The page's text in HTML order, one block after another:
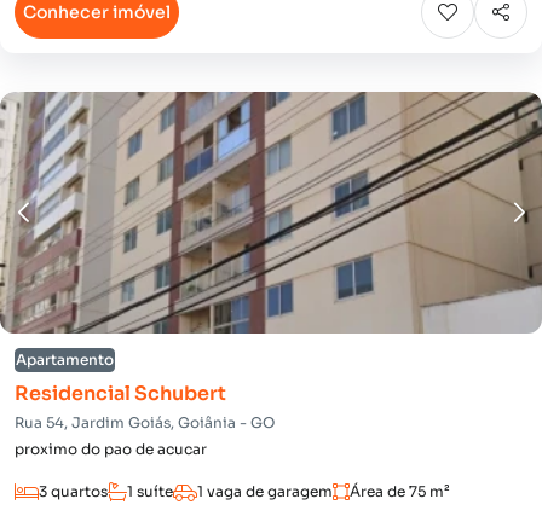
Conhecer imóvel
Apartamento
Residencial Schubert
Rua 54, Jardim Goiás, Goiânia - GO
proximo do pao de acucar
3 quartos 1 suíte 1 vaga de garagem Área de 75 m²